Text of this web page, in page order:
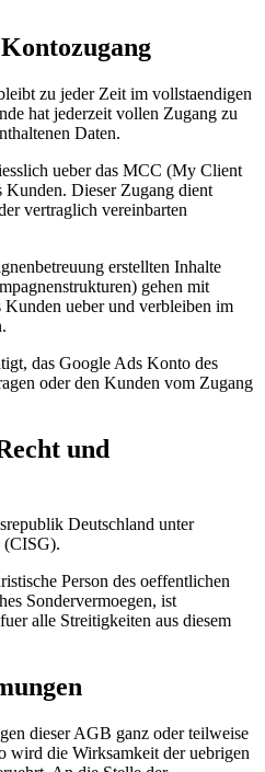
zu jeder Zeit im vollstaendigen
hat jederzeit vollen Zugang zu
Daten.
ueber das MCC (My Client
Dieser Zugang dient
vertraglich vereinbarten
erstellten Inhalte
gehen mit
ueber und verbleiben im
das Google Ads Konto des
oder den Kunden vom Zugang
und
Deutschland unter
(CISG).
Person des oeffentlichen
Sondervermoegen, ist
alle Streitigkeiten aus diesem
dieser AGB ganz oder teilweise
wird die Wirksamkeit der uebrigen